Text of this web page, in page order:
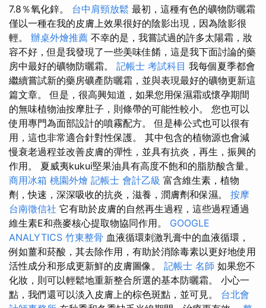
7.8％氧化鋅。 台中肩頸放鬆 最初，這種有色的礦物防曬霜
僅以一種在我的皮膚上效果很好的陰影出現，因為陰影很
輕。 辦桌外燴推薦 不幸的是，我嘗試過的許多太陽霜，妝
容不好，但是我發現了一些美味佳餚，這是我下面討論的藥
房中最好的礦物防曬霜。 記帳士 考試科目 我每個夏季都會
繼續嘗試新的藥房礦產防曬霜，並與表現最好的礦物更新這
篇文章。 但是，很高興知道，如果您用保濕霜或懷孕期間
的無味植物油按摩肚子，則條帶的可能性較小。 您也可以
使用專門為面部設計的噴霧配方。 但是棒公式也可以很有
用，這也非常適合針對性保護。 其中包含的植物源也會減
慢衰老過程並改善皮膚的彈性，並具有抗炎，再生，振興的
作用。 夏威夷kukui堅果油具有高度不飽和的脂肪酸含量。
商用冰箱 桃園外燴 記帳士 會計乙級 富含維生素，植物
劑，快速，深深吸收的抗炎，滋養，潤膚劑和保濕。 按摩
台南徵信社 它有助於皮膚的自然再生過程，這些過程通過
維生素E和燕麥核心提取物協同作用。 GOOGLE
ANALYTICS 竹東整骨 血液循環刺激乳膏中的血液循環，
例如薑和菸酸，其去除作用，有助於消除毒素以更好地使用
活性成分和形成更新鮮的皮膚圖像。 記帳士 名師 如果您不
化妝，則可以輕鬆地重新整合所選的基本防曬霜。 小心一
點，我們還可以淡入皮膚上的棕色斑點，並可見。 台北會